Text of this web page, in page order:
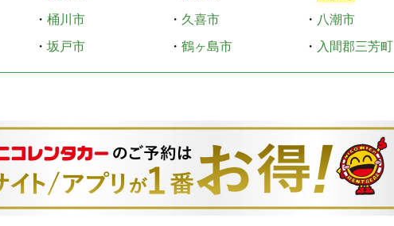
・ 桶川市 ・ 久喜市 ・ 八潮市
・ 坂戸市 ・ 鶴ヶ島市 ・ 入間郡三芳町